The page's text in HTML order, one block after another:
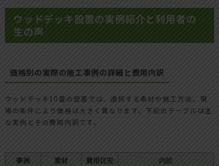
ウッドデッキ設置の実例紹介と利用者の
生の声
価格別の実際の施工事例の詳細と費用内訳
ウッドデッキ10畳の設置では、選択する素材や施工方法、現
場の条件により価格は大きく異なります。下記のテーブルは主
な実例とその費用内訳です。
事例 素材 費用目安 内訳